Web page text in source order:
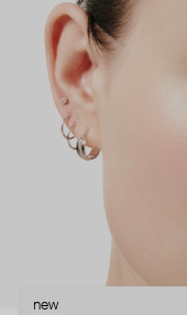
как
безопасность и
стилисты (благодаря
украшения легко
Украшения AURIS –
делает это
new